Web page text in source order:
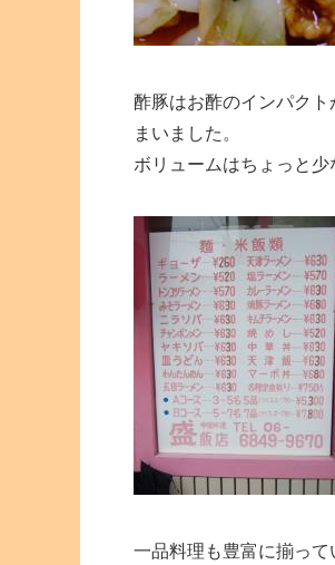
酢豚はお酢のインパク
まいました。
ボリュームはちょっと少
一品料理も豊富に揃っ